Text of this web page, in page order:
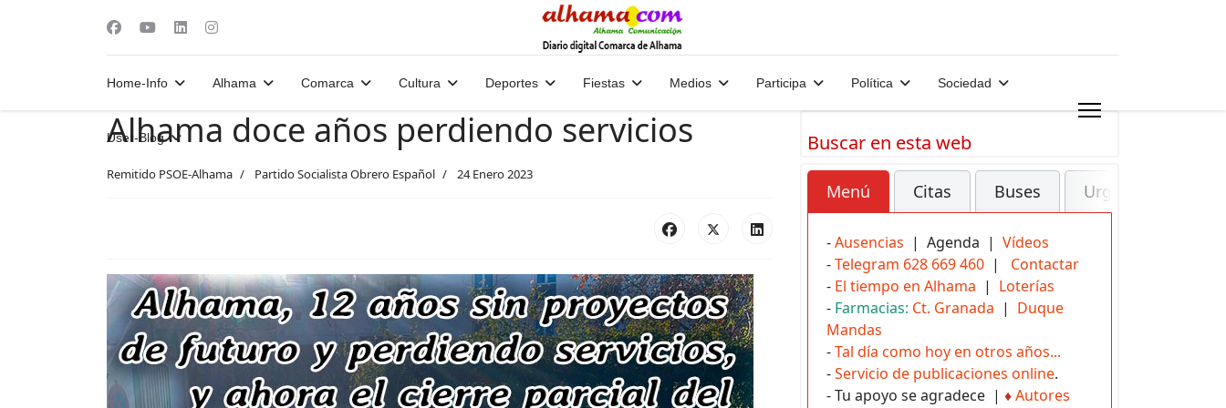
Home-Info Alhama Comarca Cultura Deportes Fiestas Medios Participa Política Sociedad
User-Blog
Alhama doce años perdiendo servicios
Remitido PSOE-Alhama Partido Socialista Obrero Español 24 Enero 2023
Buscar en esta web
Menú Citas Buses Urgencias
-Ausencias | Agenda | Vídeos
-Telegram 628 669 460 | Contactar
- El tiempo en Alhama | Loterías
- Farmacias: Ct. Granada | Duque
Mandas
-Tal día como hoy en otros años...
-Servicio de publicaciones online.
- Tu apoyo se agradece | ♦Autores